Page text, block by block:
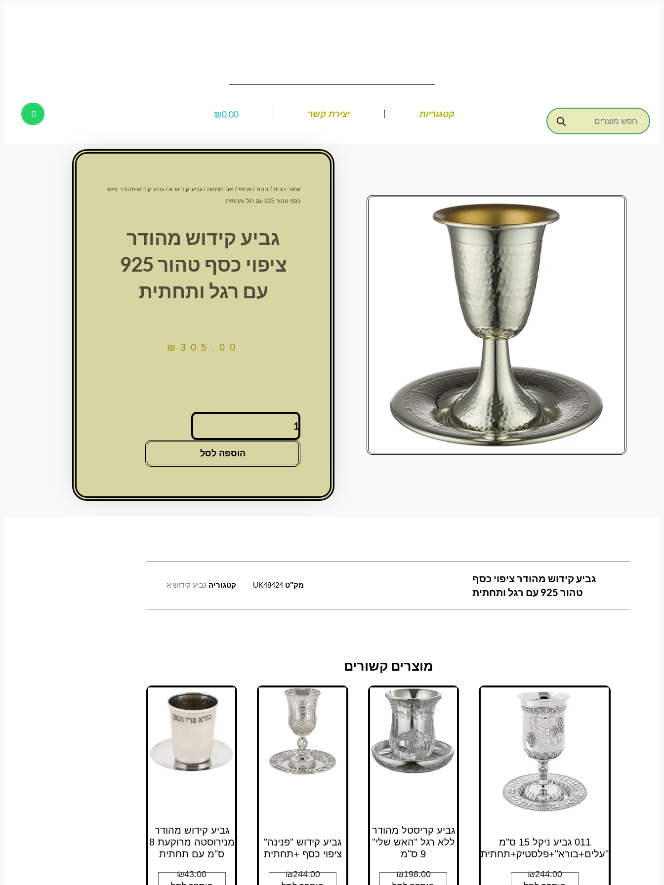
Products
search
קטגוריות יצירת קשר ₪0.00
עמוד הבית/ חנות/פנימי / אבי מתנות /גביע קידוש א/ גביע קידוש מהודר ציפוי
כסף טהור 925 עם רגל ותחתית
גביע קידוש מהודר
ציפוי כסף טהור 925
עם רגל ותחתית
₪ 305.00
כמות
של
גביע
מהודר
טהור
הוספה לסל
גביע קידוש מהודר ציפוי כסף
טהור 925 עם רגל ותחתית
מק"ט UK48424 קטגוריה גביע קידוש א
מוצרים קשורים
011 גביע ניקל 15 ס"מ
"עלים+בורא"+פלסטיק+תחתית
₪244.00
גביע קריסטל מהודר
ללא רגל "האש שלי"
9 ס"מ
₪198.00
גביע קידוש "פנינה"
ציפוי כסף +תחתית
₪244.00
גביע קידוש מהודר
מנירוסטה מרוקעת 8
ס"מ עם תחתית
₪43.00